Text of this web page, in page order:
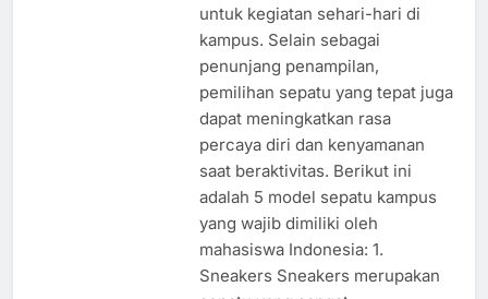
untuk kegiatan sehari-hari di
kampus. Selain sebagai
penunjang penampilan,
pemilihan sepatu yang tepat juga
dapat meningkatkan rasa
percaya diri dan kenyamanan
saat beraktivitas. Berikut ini
adalah 5 model sepatu kampus
yang wajib dimiliki oleh
mahasiswa Indonesia: 1.
Sneakers Sneakers merupakan